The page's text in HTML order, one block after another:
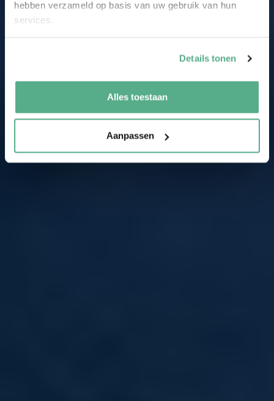
hebben verzameld op basis van uw gebruik van hun
services.
Details tonen
Alles toestaan
Aanpassen